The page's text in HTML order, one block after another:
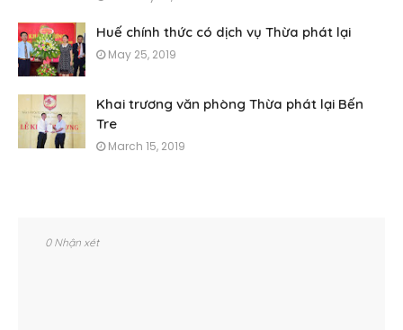
Huế chính thức có dịch vụ Thừa phát lại
May 25, 2019
Khai trương văn phòng Thừa phát lại Bến
Tre
March 15, 2019
0 Nhận xét